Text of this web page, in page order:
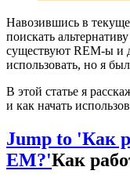
Навозившись в
поискать
существуют REM-ы и
использовать, но я
В этой статье я
и как начать
Jump to 'Как
EM?'Как